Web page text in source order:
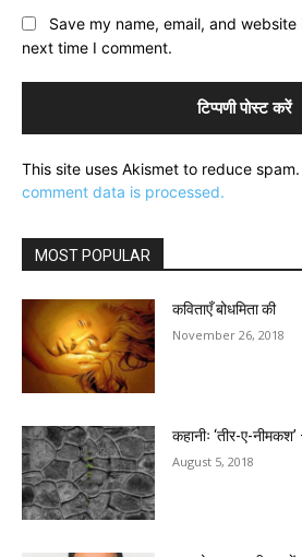
Save my name, email, and
next time I comment.
This site uses Akismet to reduce spam.
comment data is processed.
MOST POPULAR
कविताएँ बोधमिता की
November 26, 2018
कहानीः ‘तीर-ए-
August 5, 2018